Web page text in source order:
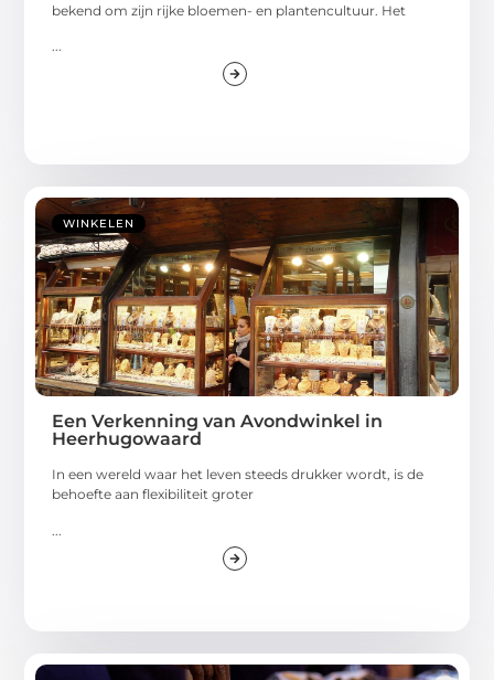
bekend om zijn rijke bloemen- en plantencultuur. Het
...
WINKELEN
Een Verkenning van Avondwinkel in
Heerhugowaard
In een wereld waar het leven steeds drukker wordt, is de
behoefte aan flexibiliteit groter